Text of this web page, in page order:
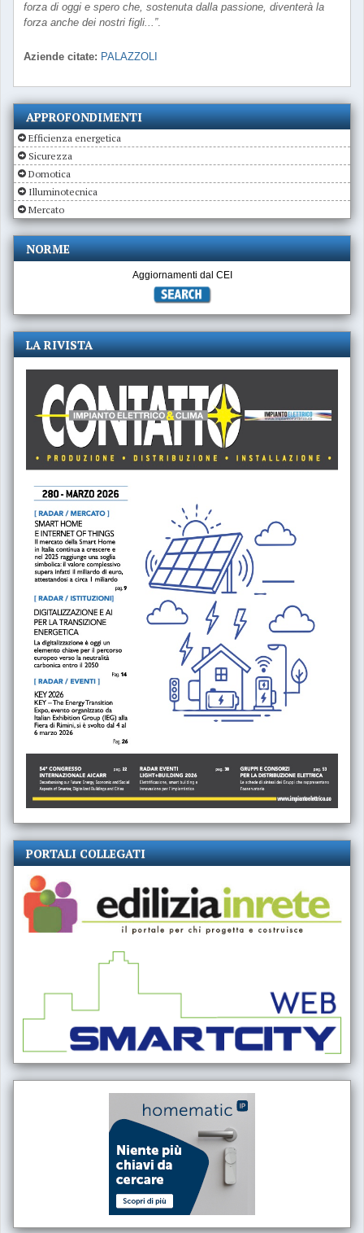
forza di oggi e spero che, sostenuta dalla passione, diventerà la
forza anche dei nostri figli...”.
Aziende citate: PALAZZOLI
APPROFONDIMENTI
Efficienza energetica
Sicurezza
Domotica
Illuminotecnica
Mercato
NORME
Aggiornamenti dal CEI
LA RIVISTA
PORTALI COLLEGATI